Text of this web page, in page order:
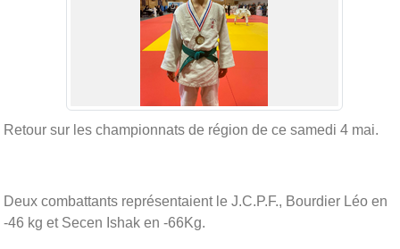
Retour sur les championnats de région de ce samedi 4 mai.
Deux combattants représentaient le J.C.P.F., Bourdier Léo en
-46 kg et Secen Ishak en -66Kg.